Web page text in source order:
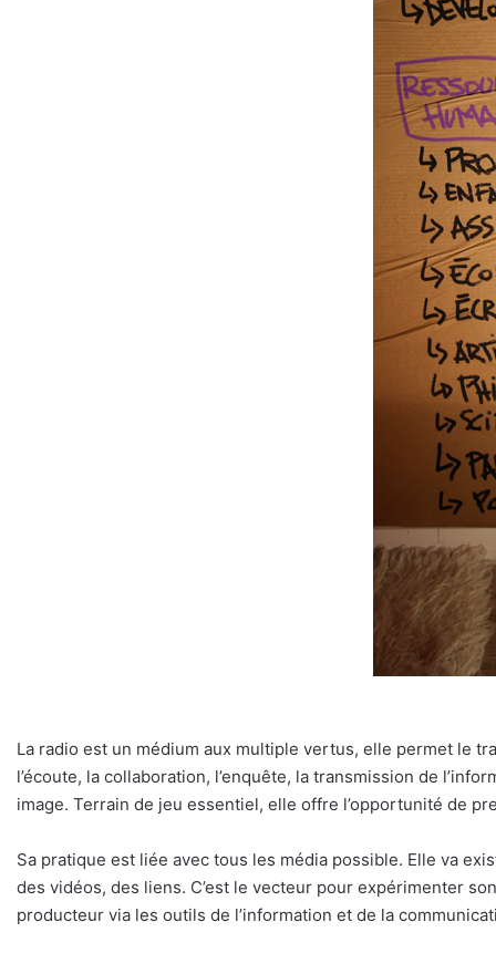
La radio est un médium aux multiple vertus, elle permet le
l’écoute, la collaboration, l’enquête, la transmission de
image. Terrain de jeu essentiel, elle offre l’opportunité de
Sa pratique est liée avec tous les média possible. Elle va
des vidéos, des liens. C’est le vecteur pour expérimenter
producteur via les outils de l’information et de la